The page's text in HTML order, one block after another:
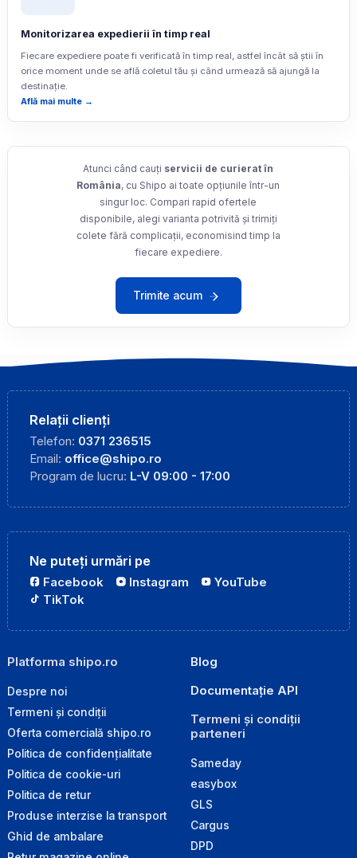
Monitorizarea expedierii în timp real
Fiecare expediere poate fi verificată în timp real, astfel încât să știi în
orice moment unde se află coletul tău și când urmează să ajungă la
destinație.
Află mai multe →
Atunci când cauți servicii de curierat în
România, cu Shipo ai toate opțiunile într-un
singur loc. Compari rapid ofertele
disponibile, alegi varianta potrivită și trimiți
colete fără complicații, economisind timp la
fiecare expediere.
Trimite acum
Relații clienți
Telefon: 0371 236515
Email: office@shipo.ro
Program de lucru: L-V 09:00 - 17:00
Ne puteți urmări pe
Facebook Instagram
YouTube
TikTok
Platforma shipo.ro
Despre noi
Termeni și condiții
Oferta comercială shipo.ro
Politica de confidențialitate
Politica de cookie-uri
Politica de retur
Produse interzise la transport
Ghid de ambalare
Blog
Documentație API
Termeni și condiții
parteneri
Sameday
easybox
GLS
Cargus
DPD